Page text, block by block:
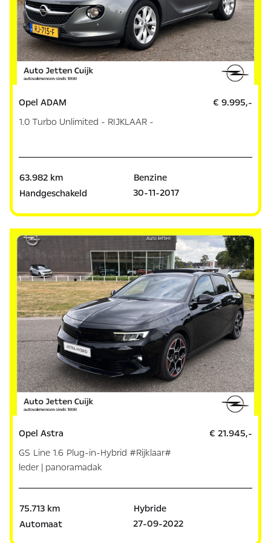
Opel ADAM
1.0 Turbo Unlimited - RIJKLAAR -
€ 9.995,-
63.982 km
Benzine
Handgeschakeld
30-11-2017
Opel Astra
GS Line 1.6 Plug-in-Hybrid #Rijklaar#
leder | panoramadak
€ 21.945,-
75.713 km
Hybride
Automaat
27-09-2022